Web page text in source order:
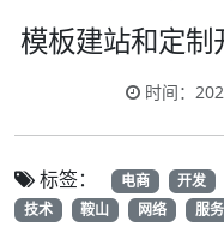
模板建站和定
时间：
标签： 电商 开发
技术
鞍山 网络 服务